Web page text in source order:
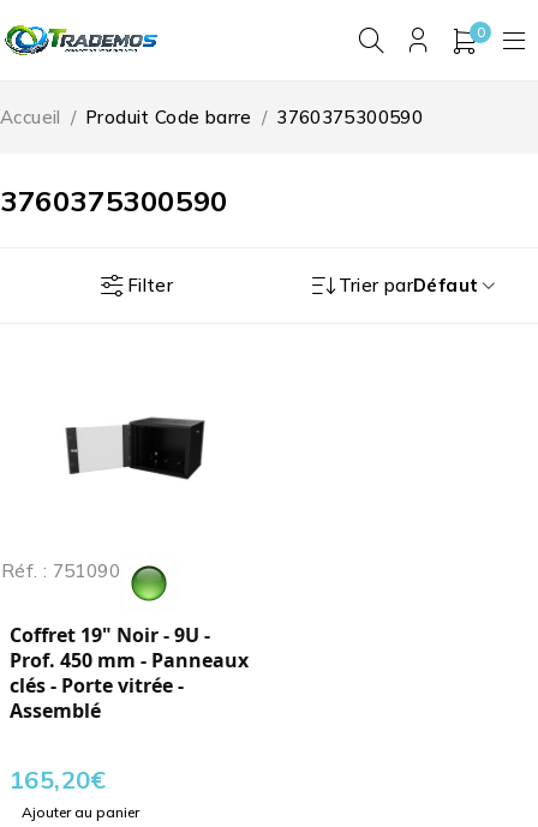
0
3760375300590
Accueil / Produit Code barre / 3760375300590
Filter Trier parDéfaut
Réf. : 751090
Coffret 19" Noir - 9U -
Prof. 450 mm - Panneaux
clés - Porte vitrée -
Assemblé
165,20€
Ajouter au panier